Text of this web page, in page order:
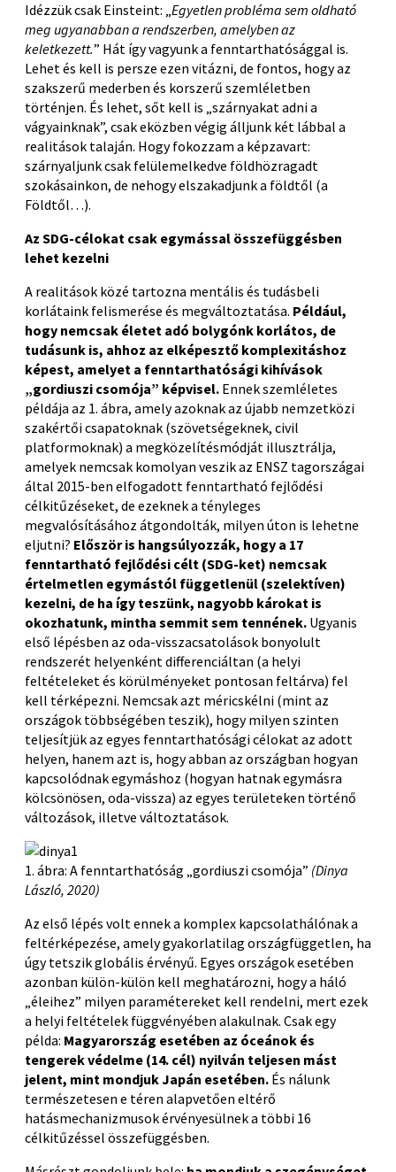
Idézzük csak Einsteint: „Egyetlen probléma sem oldható
meg ugyanabban a rendszerben, amelyben az
keletkezett.” Hát így vagyunk a fenntarthatósággal is.
Lehet és kell is persze ezen vitázni, de fontos, hogy az
szakszerű mederben és korszerű szemléletben
történjen. És lehet, sőt kell is „szárnyakat adni a
vágyainknak”, csak eközben végig álljunk két lábbal a
realitások talaján. Hogy fokozzam a képzavart:
szárnyaljunk csak felülemelkedve földhözragadt
szokásainkon, de nehogy elszakadjunk a földtől (a
Földtől…).
Az SDG-célokat csak egymással összefüggésben
lehet kezelni
A realitások közé tartozna mentális és tudásbeli
korlátaink felismerése és megváltoztatása. Például,
hogy nemcsak életet adó bolygónk korlátos, de
tudásunk is, ahhoz az elképesztő komplexitáshoz
képest, amelyet a fenntarthatósági kihívások
„gordiuszi csomója” képvisel. Ennek szemléletes
példája az 1. ábra, amely azoknak az újabb nemzetközi
szakértői csapatoknak (szövetségeknek, civil
platformoknak) a megközelítésmódját illusztrálja,
amelyek nemcsak komolyan veszik az ENSZ tagországai
által 2015-ben elfogadott fenntartható fejlődési
célkitűzéseket, de ezeknek a tényleges
megvalósításához átgondolták, milyen úton is lehetne
eljutni? Először is hangsúlyozzák, hogy a 17
fenntartható fejlődési célt (SDG-ket) nemcsak
értelmetlen egymástól függetlenül (szelektíven)
kezelni, de ha így teszünk, nagyobb károkat is
okozhatunk, mintha semmit sem tennének. Ugyanis
első lépésben az oda-visszacsatolások bonyolult
rendszerét helyenként differenciáltan (a helyi
feltételeket és körülményeket pontosan feltárva) fel
kell térképezni. Nemcsak azt méricskélni (mint az
országok többségében teszik), hogy milyen szinten
teljesítjük az egyes fenntarthatósági célokat az adott
helyen, hanem azt is, hogy abban az országban hogyan
kapcsolódnak egymáshoz (hogyan hatnak egymásra
kölcsönösen, oda-vissza) az egyes területeken történő
változások, illetve változtatások.
1. ábra: A fenntarthatóság „gordiuszi csomója” (Dinya
László, 2020)
Az első lépés volt ennek a komplex kapcsolathálónak a
feltérképezése, amely gyakorlatilag országfüggetlen, ha
úgy tetszik globális érvényű. Egyes országok esetében
azonban külön-külön kell meghatározni, hogy a háló
„éleihez” milyen paramétereket kell rendelni, mert ezek
a helyi feltételek függvényében alakulnak. Csak egy
példa: Magyarország esetében az óceánok és
tengerek védelme (14. cél) nyilván teljesen mást
jelent, mint mondjuk Japán esetében. És nálunk
természetesen e téren alapvetően eltérő
hatásmechanizmusok érvényesülnek a többi 16
célkitűzéssel összefüggésben.